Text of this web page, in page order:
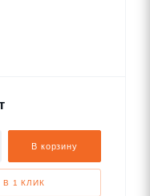
В корзину
В 1 КЛИК